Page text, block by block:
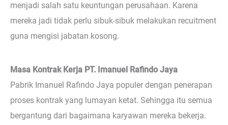
menjadi salah satu keuntungan perusahaan. Karena
mereka jadi tidak perlu sibuk-sibuk melakukan recuitment
guna mengisi jabatan kosong.
Masa Kontrak Kerja PT. Imanuel Rafindo Jaya
Pabrik Imanuel Rafindo Jaya populer dengan penerapan
proses kontrak yang lumayan ketat. Sehingga itu semua
bergantung dari bagaimana karyawan mereka bekerja.